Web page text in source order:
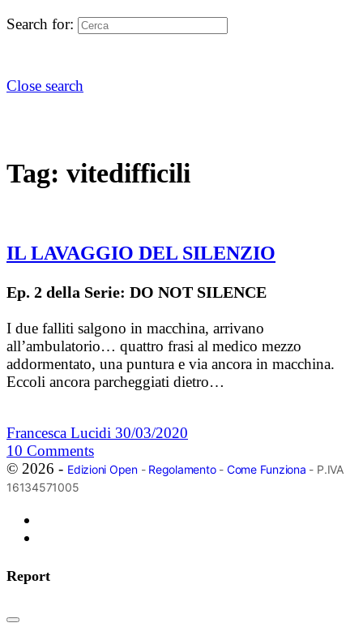
Search for:
Close search
Tag: vitedifficili
IL LAVAGGIO DEL SILENZIO
Ep. 2 della Serie: DO NOT SILENCE
I due falliti salgono in macchina, arrivano
all’ambulatorio… quattro frasi al medico mezzo
addormentato, una puntura e via ancora in macchina.
Eccoli ancora parcheggiati dietro…
Francesca Lucidi 30/03/2020
10 Comments
© 2026 - Edizioni Open- Regolamento- Come Funziona - P.IVA
16134571005
Report